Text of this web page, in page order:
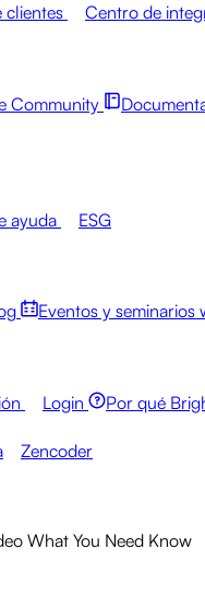
clientes Centro de
Community
ayuda ESG
Eventos y seminarios
Login
Por qué
Zencoder
What You Need Know